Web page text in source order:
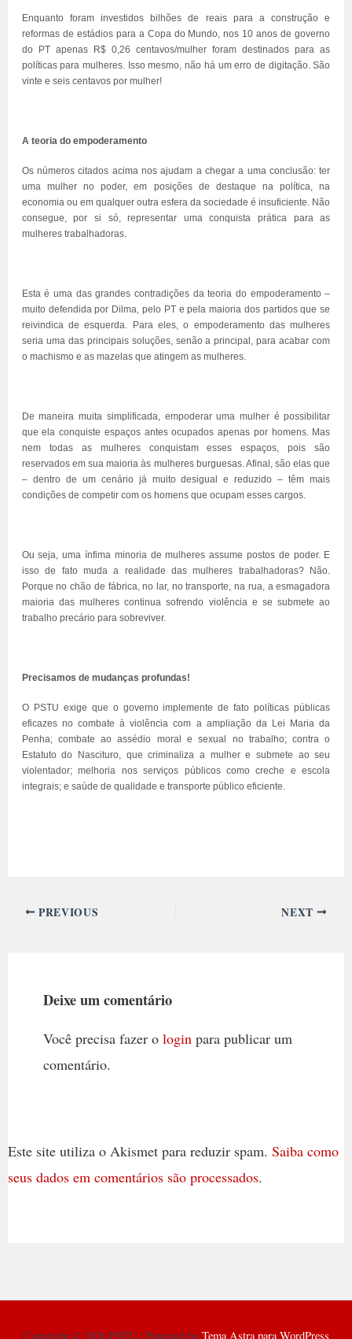
Enquanto foram investidos bilhões de reais para a construção e
reformas de estádios para a Copa do Mundo, nos 10 anos de governo
do PT apenas R$ 0,26 centavos/mulher foram destinados para as
políticas para mulheres. Isso mesmo, não há um erro de digitação. São
vinte e seis centavos por mulher!
A teoria do empoderamento
Os números citados acima nos ajudam a chegar a uma conclusão: ter
uma mulher no poder, em posições de destaque na política, na
economia ou em qualquer outra esfera da sociedade é insuficiente. Não
consegue, por si só, representar uma conquista prática para as
mulheres trabalhadoras.
Esta é uma das grandes contradições da teoria do empoderamento –
muito defendida por Dilma, pelo PT e pela maioria dos partidos que se
reivindica de esquerda. Para eles, o empoderamento das mulheres
seria uma das principais soluções, senão a principal, para acabar com
o machismo e as mazelas que atingem as mulheres.
De maneira muita simplificada, empoderar uma mulher é possibilitar
que ela conquiste espaços antes ocupados apenas por homens. Mas
nem todas as mulheres conquistam esses espaços, pois são
reservados em sua maioria às mulheres burguesas. Afinal, são elas que
– dentro de um cenário já muito desigual e reduzido – têm mais
condições de competir com os homens que ocupam esses cargos.
Ou seja, uma ínfima minoria de mulheres assume postos de poder. E
isso de fato muda a realidade das mulheres trabalhadoras? Não.
Porque no chão de fábrica, no lar, no transporte, na rua, a esmagadora
maioria das mulheres continua sofrendo violência e se submete ao
trabalho precário para sobreviver.
Precisamos de mudanças profundas!
O PSTU exige que o governo implemente de fato políticas públicas
eficazes no combate à violência com a ampliação da Lei Maria da
Penha; combate ao assédio moral e sexual no trabalho; contra o
Estatuto do Nascituro, que criminaliza a mulher e submete ao seu
violentador; melhoria nos serviços públicos como creche e escola
integrais; e saúde de qualidade e transporte público eficiente.
PREVIOUS NEXT
Deixe um comentário
Você precisa fazer o loginpara publicar um
comentário.
Este site utiliza o Akismet para reduzir spam. Saiba como
seus dados em comentários são processados.
Copyright © 2026 PSTU | Powered by Tema Astra para WordPress